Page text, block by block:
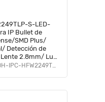
S-LED-
IP Bullet de
SMD Plus/
Detección de
2.8mm/ Luz
para MicroDAHUA / DHT0030209 / DH-IPC-HFW2249TL-S-PRO